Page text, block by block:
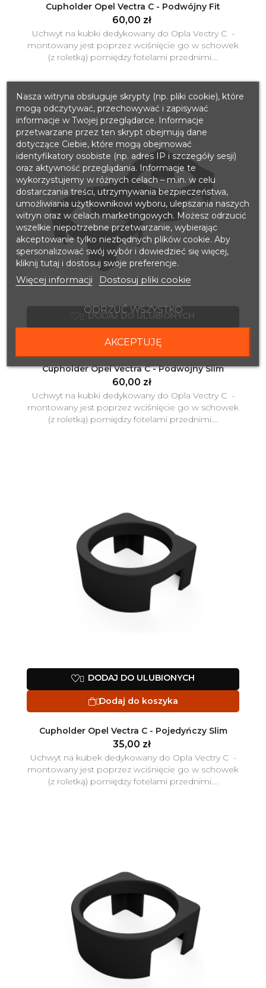
Cupholder Opel Vectra C - Podwójny Fit
60,00 zł
Uchwyt na kubki dedykowany do Opla Vectry C -
montowany jest poprzez wciśnięcie go w schowek
(z roletką) pomiędzy fotelami przednimi....
DODAJ DO ULUBIONYCH
Dodaj do koszyka
Cupholder Opel Vectra C - Podwójny Slim
60,00 zł
Uchwyt na kubki dedykowany do Opla Vectry C -
montowany jest poprzez wciśnięcie go w schowek
(z roletką) pomiędzy fotelami przednimi....
 DODAJ DO ULUBIONYCH
Dodaj do koszyka
Cupholder Opel Vectra C - Pojedyńczy Slim
35,00 zł
Uchwyt na kubek dedykowany do Opla Vectry C -
montowany jest poprzez wciśnięcie go w schowek
(z roletką) pomiędzy fotelami przednimi....
Nasza witryna obsługuje skrypty (np. pliki cookie), które
mogą odczytywać, przechowywać i zapisywać
informacje w Twojej przeglądarce. Informacje
przetwarzane przez ten skrypt obejmują dane
dotyczące Ciebie, które mogą obejmować
identyfikatory osobiste (np. adres IP i szczegóły sesji)
oraz aktywność przeglądania. Informacje te
wykorzystujemy w różnych celach – m.in. w celu
dostarczania treści, utrzymywania bezpieczeństwa,
umożliwiania użytkownikowi wyboru, ulepszania naszych
witryn oraz w celach marketingowych. Możesz odrzucić
wszelkie niepotrzebne przetwarzanie, wybierając
akceptowanie tylko niezbędnych plików cookie. Aby
spersonalizować swój wybór i dowiedzieć się więcej,
kliknij tutaj i dostosuj swoje preferencje.
Więcej informacji Dostosuj pliki cookie
ODRZUĆ WSZYSTKO
AKCEPTUJĘ